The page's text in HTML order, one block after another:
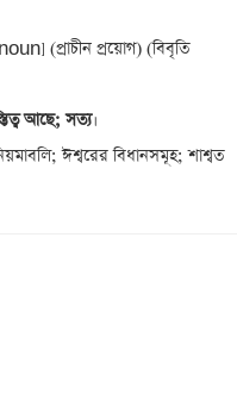
(প্রাচীন প্রয়োগ) (বিবৃতি
আছে; সত্য
ঈশ্বরের বিধানসমূহ; শাশ্বত